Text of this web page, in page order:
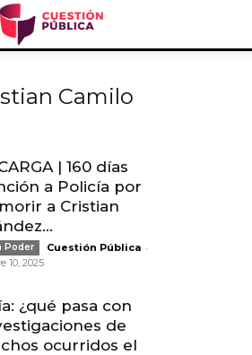
Camilo
| 160 días
a Policía por
a Cristian
Poder Cuestión Pública -
10, 2025
¿qué pasa con
de
ocurridos el